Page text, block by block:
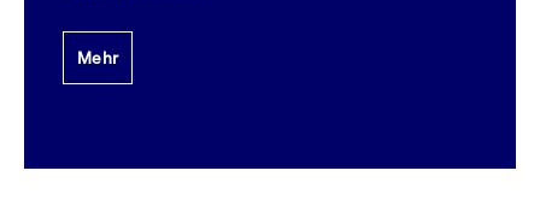
Mehr
Domain
bis